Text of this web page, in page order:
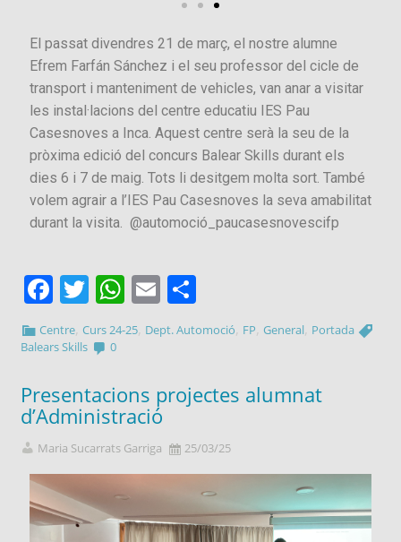
El passat divendres 21 de març, el nostre alumne
Efrem Farfán Sánchez i el seu professor del cicle de
transport i manteniment de vehicles, van anar a visitar
les instal·lacions del centre educatiu IES Pau
Casesnoves a Inca. Aquest centre serà la seu de la
pròxima edició del concurs Balear Skills durant els
dies 6 i 7 de maig. Tots li desitgem molta sort. També
volem agrair a l’IES Pau Casesnoves la seva amabilitat
durant la visita. @automoció_paucasesnovescifp
Facebook
Twitter
WhatsApp
Email
Centre ,Curs 24-25 Dept. Automoció FP ,General Portada
Balears Skills
0
Presentacions projectes alumnat
d’Administració
Maria Sucarrats Garriga 25/03/25